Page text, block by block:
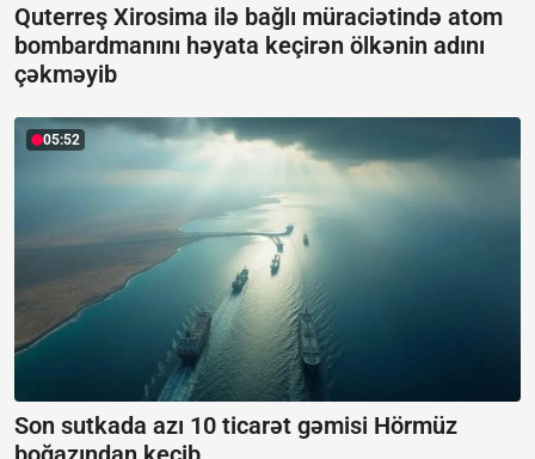
Quterreş Xirosima ilə bağlı müraciətində atom
bombardmanını həyata keçirən ölkənin adını
çəkməyib
05:52
Son sutkada azı 10 ticarət gəmisi Hörmüz